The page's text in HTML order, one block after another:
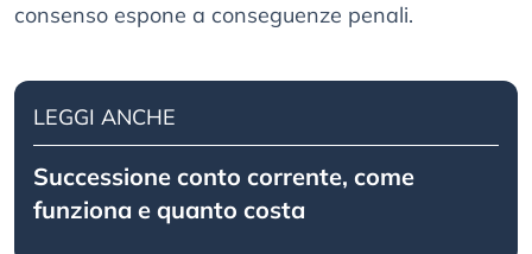
consenso espone a conseguenze penali.
LEGGI ANCHE
Successione conto corrente, come
funziona e quanto costa